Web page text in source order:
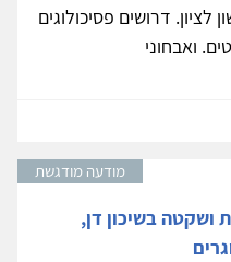
לציון. דרושים פסיכולוגים
ואבחוני
מודעה מודגשת
ושקטה בשיכון דן,